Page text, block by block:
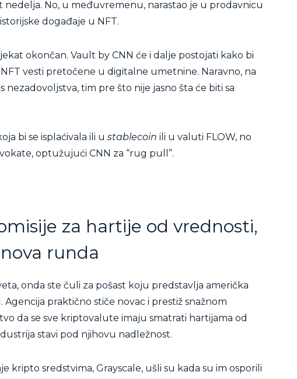
nedelja. No, u međuvremenu, narastao je u prodavnicu
događaje u NFT.
okončan. Vault by CNN će i dalje postojati kako bi
vesti pretočene u digitalne umetnine. Naravno, na
nezadovoljstva, tim pre što nije jasno šta će biti sa
bi se isplaćivala ili u stablecoin ili u valuti FLOW, no
optužujući CNN za “rug pull”.
za hartije od vrednosti,
nova runda
onda ste čuli za pošast koju predstavlja američka
Agencija praktično stiče novac i prestiž snažnom
da se sve kriptovalute imaju smatrati hartijama od
stavi pod njihovu nadležnost.
kripto sredstvima, Grayscale, ušli su kada su im osporili